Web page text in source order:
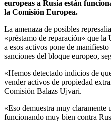
europeas a Rusia están
la Comisión Europea.
La amenaza de posibles
«préstamo de reparación» que
a esos activos pone de
sanciones del bloque europeo,
«Hemos detectado indicios de
vender activos de propiedad
Comisión Balazs Ujvari.
«Eso demuestra muy claramente
funcionando muy bien contra